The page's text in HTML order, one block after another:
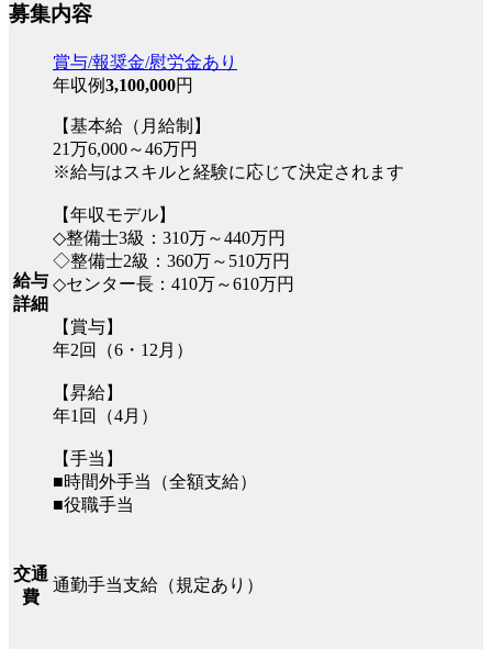
募集内容
給与
詳細
賞与/報奨金/慰労金あり
年収例3,100,000円
【基本給（月給制】
21万6,000～46万円
※給与はスキルと経験に応じて決定されます
【年収モデル】
◇整備士3級：310万～440万円
◇整備士2級：360万～510万円
◇センター長：410万～610万円
【賞与】
年2回（6・12月）
【昇給】
年1回（4月）
【手当】
■時間外手当（全額支給）
■役職手当
交通
費
通勤手当支給（規定あり）